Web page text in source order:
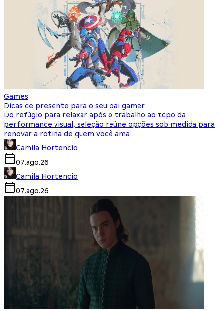
Games
Dicas de presente para o seu pai gamer
Do refúgio para relaxar após o trabalho ao topo da
performance visual, seleção reúne opções sob medida para
renovar a rotina de quem você ama
Camila Hortencio
07.ago.26
Camila Hortencio
07.ago.26